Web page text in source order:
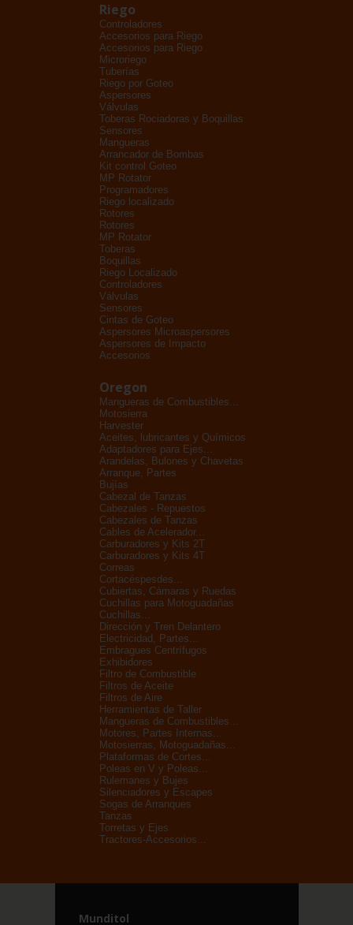
Riego
Controladores
Accesorios para Riego
Accesorios para Riego
Microriego
Tuberías
Riego por Goteo
Aspersores
Válvulas
Toberas Rociadoras y Boquillas
Sensores
Mangueras
Arrancador de Bombas
Kit control Goteo
MP Rotator
Programadores
Riego localizado
Rotores
Rotores
MP Rotator
Toberas
Boquillas
Riego Localizado
Controladores
Válvulas
Sensores
Cintas de Goteo
Aspersores Microaspersores
Aspersores de Impacto
Accesorios
Oregon
Mangueras de Combustibles...
Motosierra
Harvester
Aceites, lubricantes y Químicos
Adaptadores para Ejes...
Arandelas, Bulones y Chavetas
Arranque, Partes
Bujías
Cabezal de Tanzas
Cabezales - Repuestos
Cabezales de Tanzas
Cables de Acelerador...
Carburadores y Kits 2T
Carburadores y Kits 4T
Correas
Cortacéspesdes...
Cubiertas, Cámaras y Ruedas
Cuchillas para Motoguadañas
Cuchillas...
Dirección y Tren Delantero
Electricidad, Partes...
Embragues Centrífugos
Exhibidores
Filtro de Combustible
Filtros de Aceite
Filtros de Aire
Herramientas de Taller
Mangueras de Combustibles...
Motores, Partes Internas...
Motosierras, Motoguadañas...
Plataformas de Cortes...
Poleas en V y Poleas...
Rulemanes y Bujes
Silenciadores y Escapes
Sogas de Arranques
Tanzas
Torretas y Ejes
Tractores-Accesorios...
Munditol